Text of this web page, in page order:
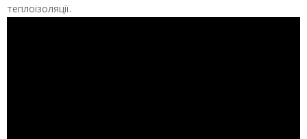
теплоізоляції.